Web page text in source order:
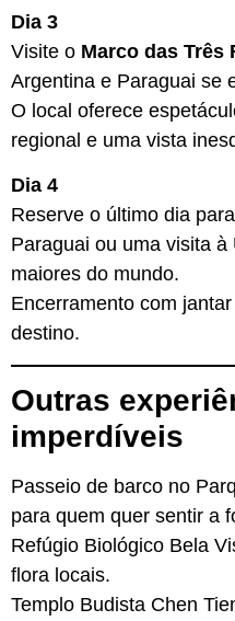
Dia 3
Visite o Marco das Três
Argentina e Paraguai se
O local oferece
regional e uma vista
Dia 4
Reserve o último dia
Paraguai ou uma visita
maiores do mundo.
Encerramento com
destino.
Outras
imperdíveis
Passeio de barco no
para quem quer sentir a
Refúgio Biológico Bela
flora locais.
Templo Budista Chen